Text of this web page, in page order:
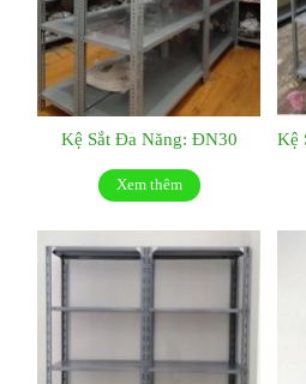
Kệ Sắt Đa Năng: ĐN30
Xem thêm